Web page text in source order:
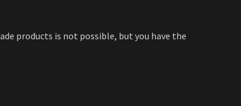
products is not possible, but you have the